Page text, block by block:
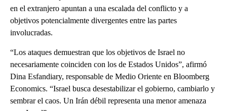
en el extranjero apuntan a una escalada del conflicto y a
objetivos potencialmente divergentes entre las partes
involucradas.
“Los ataques demuestran que los objetivos de Israel no
necesariamente coinciden con los de Estados Unidos”, afirmó
Dina Esfandiary, responsable de Medio Oriente en Bloomberg
Economics. “Israel busca desestabilizar el gobierno, cambiarlo y
sembrar el caos. Un Irán débil representa una menor amenaza